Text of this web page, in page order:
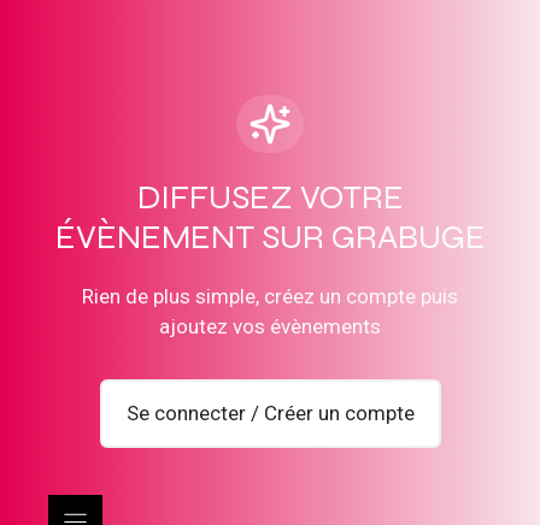
DIFFUSEZ VOTRE
ÉVÈNEMENT SUR GRABUGE
Rien de plus simple, créez un compte puis
ajoutez vos évènements
Se connecter / Créer un compte